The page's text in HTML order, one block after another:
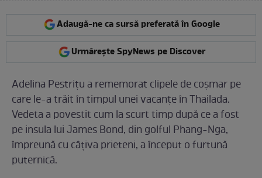
Adaugă-ne ca sursă preferată în Google
Urmărește SpyNews pe Discover
Adelina Pestriţu a rememorat clipele de coşmar pe
care le-a trăit în timpul unei vacanţe în Thailada.
Vedeta a povestit cum la scurt timp după ce a fost
pe insula lui James Bond, din golful Phang-Nga,
împreună cu câţiva prieteni, a început o furtună
puternică.